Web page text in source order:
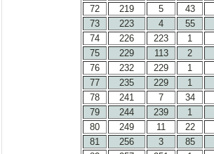
72
219 5 43
73
223 4 55
74
226 223 1
75
229 113 2
76
232 229 1
77
235 229 1
78
241 7 34
79
244 239 1
80
249 11 22
81
256 3 85